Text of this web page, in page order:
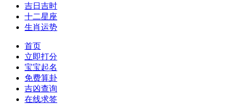
吉日吉时
十二星座
生肖运势
首页
立即打分
宝宝起名
免费算卦
吉凶查询
在线求签